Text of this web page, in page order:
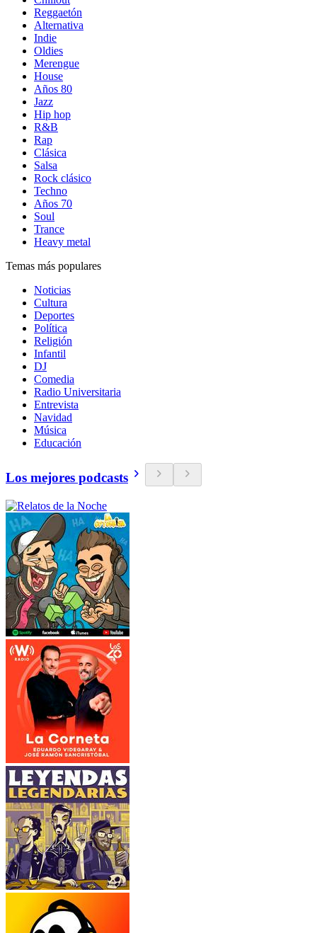
Reggaetón
Alternativa
Indie
Oldies
Merengue
House
Años 80
Jazz
Hip hop
R&B
Rap
Clásica
Salsa
Rock clásico
Techno
Años 70
Soul
Trance
Heavy metal
Temas más populares
Noticias
Cultura
Deportes
Política
Religión
Infantil
DJ
Comedia
Radio Universitaria
Entrevista
Navidad
Música
Educación
Los mejores podcasts